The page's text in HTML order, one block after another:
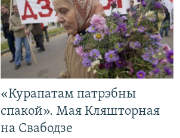
«Курапатам патрэбны
спакой». Мая Кляшторная
на Свабодзе